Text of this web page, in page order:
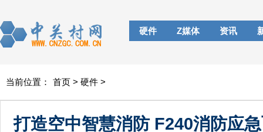
硬件 Z媒体 资讯
当前位置： 首页 > 硬件 >
打造空中智慧消防 F240消防应